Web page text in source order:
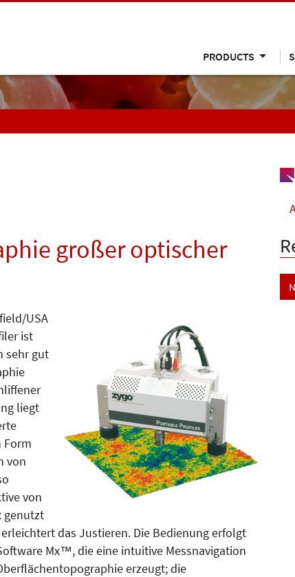
PRODUCTS
großer optischer
USA
ist
sehr gut
liegt
Form
von
von
genutzt
das Justieren. Die Bedienung erfolgt
Mx™, die eine intuitive Messnavigation
erzeugt; die